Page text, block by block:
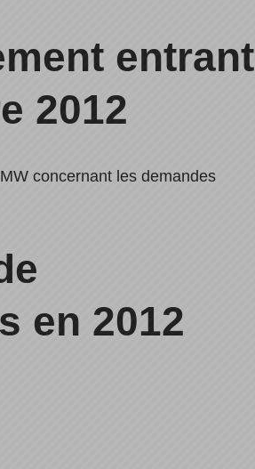
entrant
2012
concernant les demandes
en 2012